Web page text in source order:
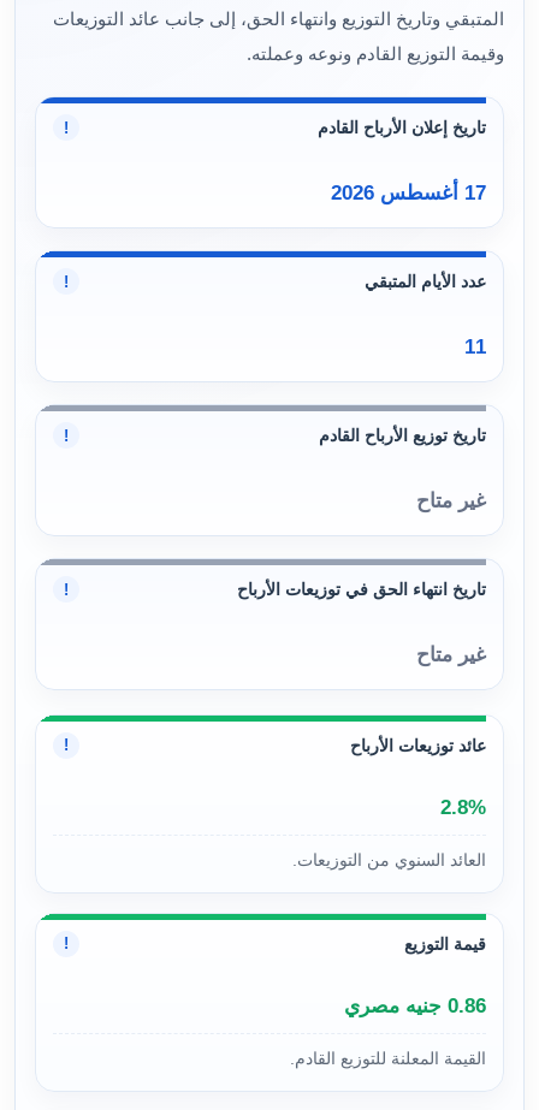
المتبقي وتاريخ التوزيع وانتهاء الحق، إلى جانب عائد التوزيعات
وقيمة التوزيع القادم ونوعه وعملته.
تاريخ إعلان الأرباح القادم !
17 أغسطس 2026
عدد الأيام المتبقي !
11
تاريخ توزيع الأرباح القادم !
غير متاح
تاريخ انتهاء الحق في توزيعات الأرباح !
غير متاح
عائد توزيعات الأرباح !
2.8%
العائد السنوي من التوزيعات.
قيمة التوزيع !
0.86 جنيه مصري
القيمة المعلنة للتوزيع القادم.